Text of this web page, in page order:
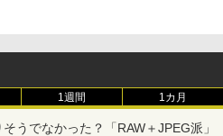
1週間 1カ月
うでなかった？「RAW＋JPEG派」